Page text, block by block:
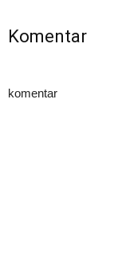
Komentar
komentar